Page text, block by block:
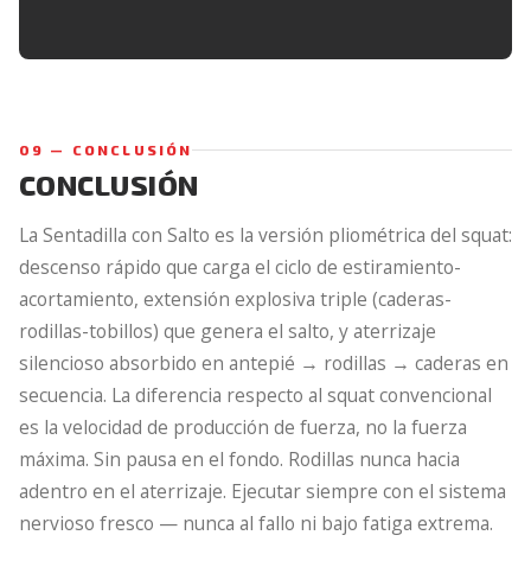
09 — CONCLUSIÓN
CONCLUSIÓN
La Sentadilla con Salto es la versión pliométrica del squat:
descenso rápido que carga el ciclo de estiramiento-
acortamiento, extensión explosiva triple (caderas-
rodillas-tobillos) que genera el salto, y aterrizaje
silencioso absorbido en antepié → rodillas → caderas en
secuencia. La diferencia respecto al squat convencional
es la velocidad de producción de fuerza, no la fuerza
máxima. Sin pausa en el fondo. Rodillas nunca hacia
adentro en el aterrizaje. Ejecutar siempre con el sistema
nervioso fresco — nunca al fallo ni bajo fatiga extrema.